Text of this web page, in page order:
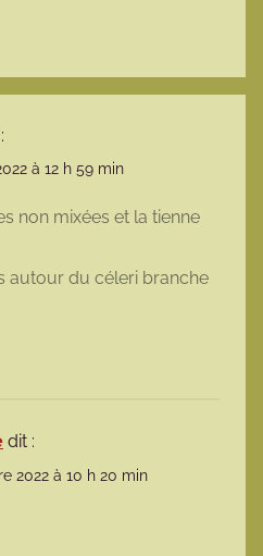
à 12 h 59 min
non mixées et la tienne
autour du céleri branche
dit :
2022 à 10 h 20 min